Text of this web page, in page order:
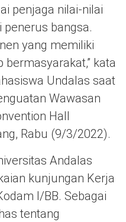
penjaga nilai-nilai
penerus bangsa.
yang memiliki
kata
Undalas saat
Wawasan
Hall
Rabu (9/3/2022).
Andalas
kunjungan Kerja
I/BB. Sebagai
tentang